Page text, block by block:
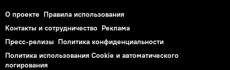
О проекте Правила использования
Контакты и сотрудничество Реклама
Пресс-релизы Политика конфиденциальности
Политика использования Cookie и автоматического
логирования